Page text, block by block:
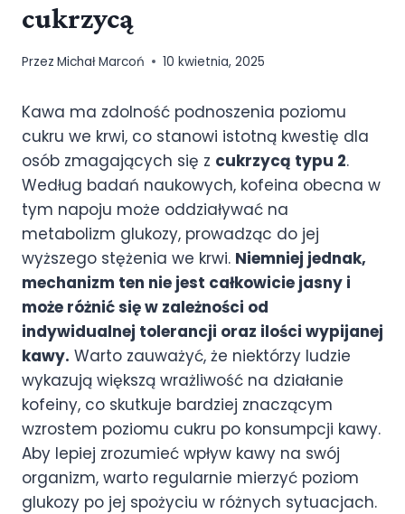
cukrzycą
Przez Michał Marcoń 10 kwietnia, 2025
Kawa ma zdolność podnoszenia poziomu
cukru we krwi, co stanowi istotną kwestię dla
osób zmagających się z cukrzycą typu 2.
Według badań naukowych, kofeina obecna w
tym napoju może oddziaływać na
metabolizm glukozy, prowadząc do jej
wyższego stężenia we krwi. Niemniej jednak,
mechanizm ten nie jest całkowicie jasny i
może różnić się w zależności od
indywidualnej tolerancji oraz ilości wypijanej
kawy. Warto zauważyć, że niektórzy ludzie
wykazują większą wrażliwość na działanie
kofeiny, co skutkuje bardziej znaczącym
wzrostem poziomu cukru po konsumpcji kawy.
Aby lepiej zrozumieć wpływ kawy na swój
organizm, warto regularnie mierzyć poziom
glukozy po jej spożyciu w różnych sytuacjach.